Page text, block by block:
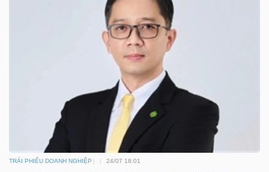
TRÁI PHIẾU DOANH NGHIỆP 24/07 18:01
Báo